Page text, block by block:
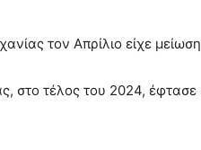
τον Απρίλιο είχε
στο τέλος του 2024,